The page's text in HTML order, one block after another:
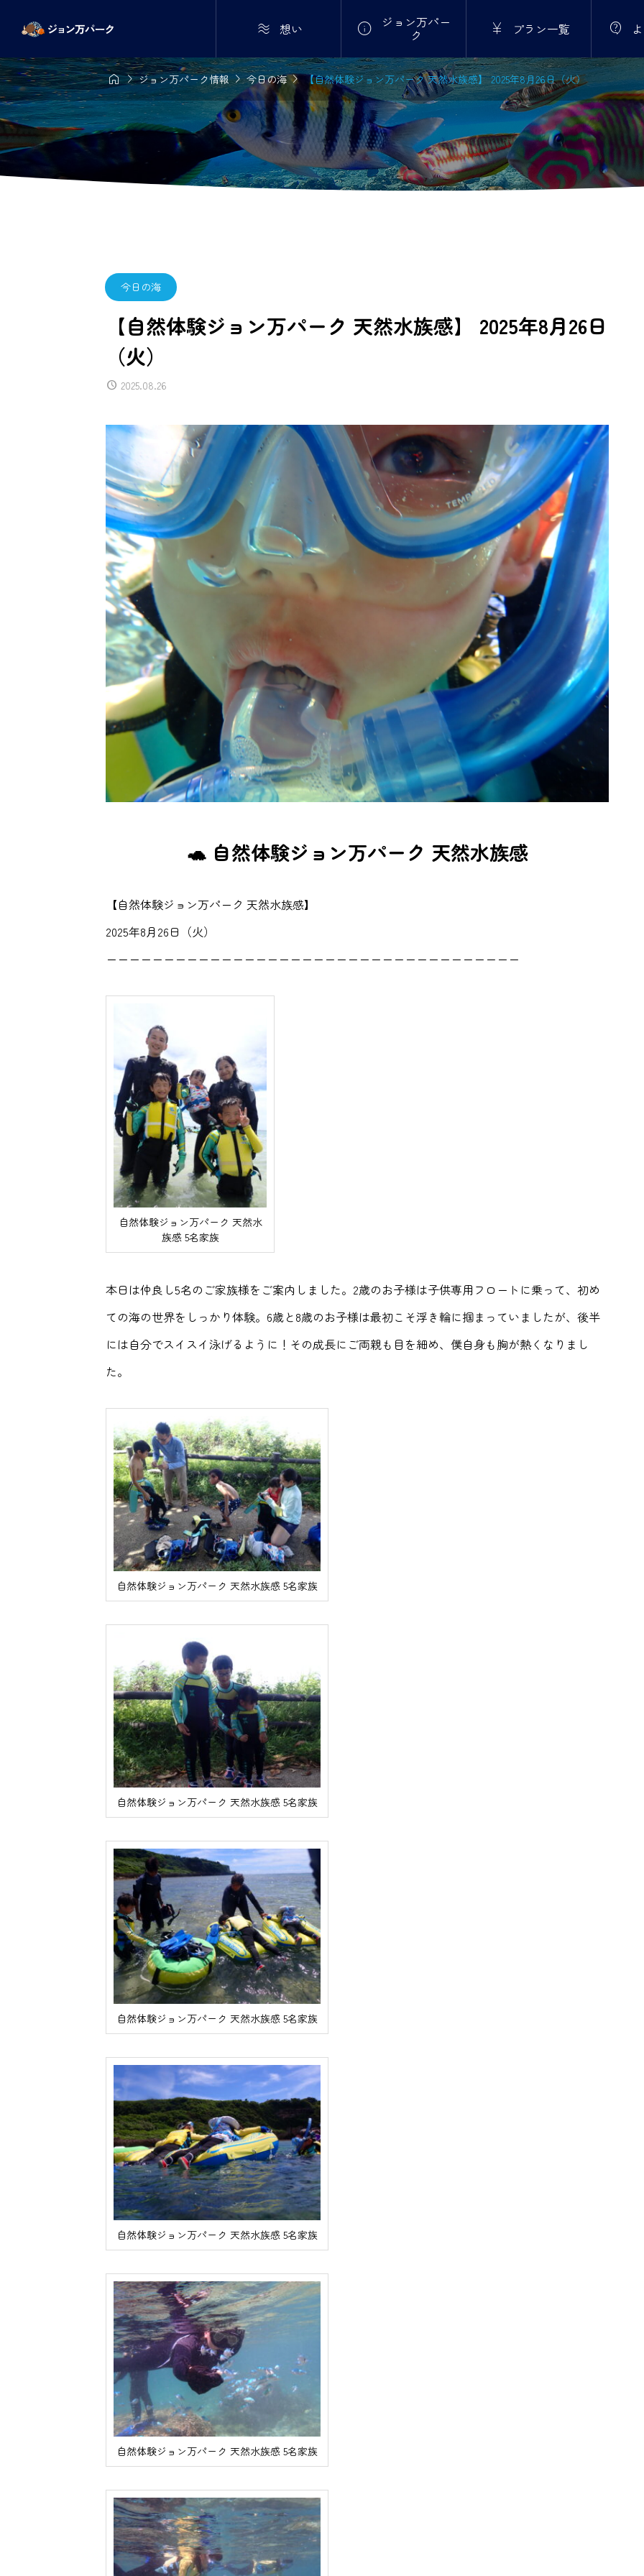
 想い  ジョン万パー
ク  プラン一覧 
ジョン万パーク情報今日の海【自然体験ジョン万パーク 天然水族感】 2025年8月26日（火）
今日の海
【自然体験ジョン万パーク 天然水族感】 2025年8月26日
（火）
2025.08.26
🐢 自然体験ジョン万パーク 天然水族感
【自然体験ジョン万パーク 天然水族感】
2025年8月26日（火）
ーーーーーーーーーーーーーーーーーーーーーーーーーーーーーーーーーーーー
自然体験ジョン万パーク 天然水
族感 5名家族
本日は仲良し5名のご家族様をご案内しました。2歳のお子様は子供専用フロートに乗って、初め
ての海の世界をしっかり体験。6歳と8歳のお子様は最初こそ浮き輪に掴まっていましたが、後半
には自分でスイスイ泳げるように！その成長にご両親も目を細め、僕自身も胸が熱くなりまし
た。
自然体験ジョン万パーク 天然水族感 5名家族
自然体験ジョン万パーク 天然水族感 5名家族
自然体験ジョン万パーク 天然水族感 5名家族
自然体験ジョン万パーク 天然水族感 5名家族
自然体験ジョン万パーク 天然水族感 5名家族